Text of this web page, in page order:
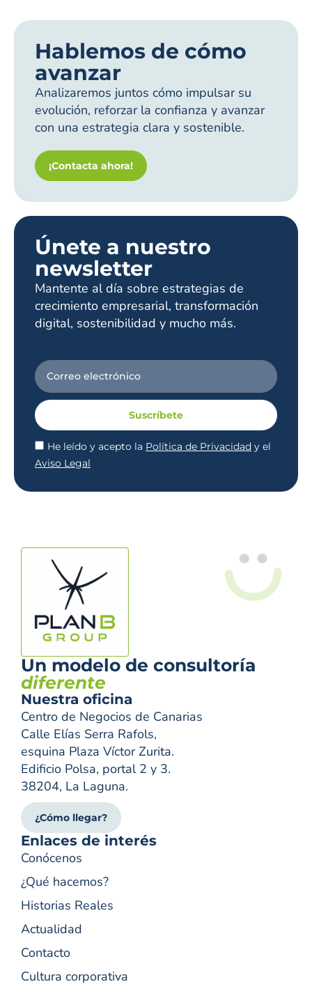
Hablemos de cómo
avanzar
Analizaremos juntos cómo impulsar su
evolución, reforzar la confianza y avanzar
con una estrategia clara y sostenible.
¡Contacta ahora!
Únete a nuestro
newsletter
Mantente al día sobre estrategias de
crecimiento empresarial, transformación
digital, sostenibilidad y mucho más.
He leído y acepto la Política de Privacidad y el
Aviso Legal
Suscríbete
Un modelo de consultoría
diferente
Nuestra oficina
Centro de Negocios de Canarias
Calle Elías Serra Rafols,
esquina Plaza Víctor Zurita.
Edificio Polsa, portal 2 y 3.
38204, La Laguna.
¿Cómo llegar?
Enlaces de interés
Conócenos
¿Qué hacemos?
Historias Reales
Actualidad
Contacto
Cultura corporativa